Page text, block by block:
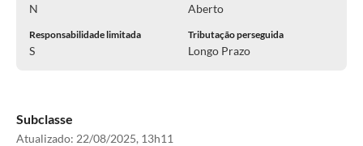
N Aberto
Responsabilidade limitada
S
Tributação perseguida
Longo Prazo
Subclasse
Atualizado: 22/08/2025, 13h11